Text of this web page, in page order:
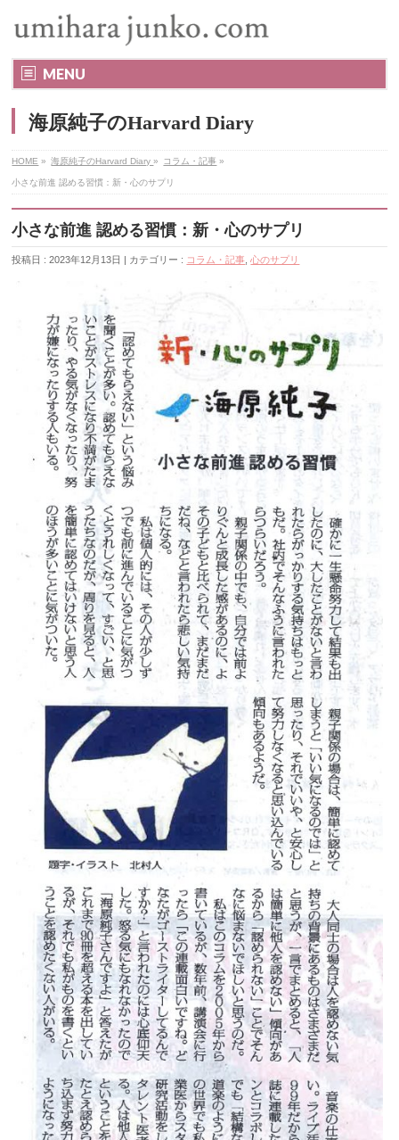
MENU
海原純子のHarvard Diary
HOME » 海原純子のHarvard Diary» コラム・記事 »
小さな前進 認める習慣：新・心のサプリ
小さな前進 認める習慣：新・心のサプリ
投稿日 : 2023年12月13日 | カテゴリー : コラム・記事 ,心のサプリ